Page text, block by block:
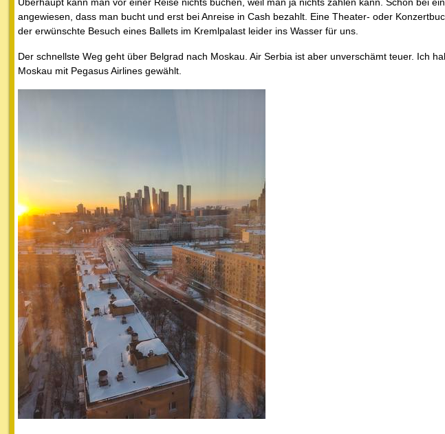
Überhaupt kann man vor einer Reise nichts buchen, weil man ja nichts zahlen kann. Schon bei
angewiesen, dass man bucht und erst bei Anreise in Cash bezahlt. Eine Theater- oder
der erwünschte Besuch eines Ballets im Kremlpalast leider ins Wasser für uns.
Der schnellste Weg geht über Belgrad nach Moskau. Air Serbia ist aber unverschämt teuer. Ich
Moskau mit Pegasus Airlines gewählt.